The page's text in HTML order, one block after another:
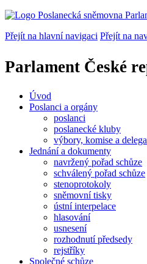
Přejít na hlavní navigaci Přejít na
Parlament České
Úvod
Poslanci a orgány
poslanci
poslanecké kluby
výbory, komise a
Jednání a dokumenty
navržený pořad schůze
schválený pořad schůze
stenoprotokoly
sněmovní tisky
ústní interpelace
hlasování
usnesení
rozhodnutí předsedy
rejstříky
Společné schůze